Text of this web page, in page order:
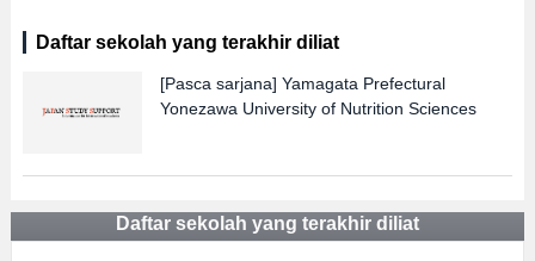
Daftar sekolah yang terakhir diliat
[Pasca sarjana] Yamagata Prefectural
Yonezawa University of Nutrition Sciences
Daftar sekolah yang terakhir diliat